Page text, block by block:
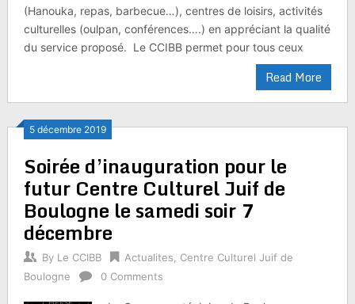
(Hanouka, repas, barbecue…), centres de loisirs, activités
culturelles (oulpan, conférences….) en appréciant la qualité
du service proposé. Le CCIBB permet pour tous ceux
Read More
5 décembre 2019
Soirée d’inauguration pour le
futur Centre Culturel Juif de
Boulogne le samedi soir 7
décembre
By Le CCIBB Actualites
Centre Culturel Juif de
Boulogne
0 Comments